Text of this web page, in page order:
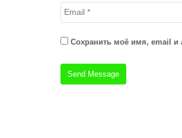
Сохранить моё имя, email и